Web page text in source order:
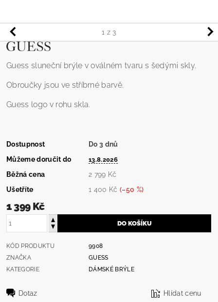
1 z 3
Guess sluneční brýle v oválném tvaru s šedými skly.
Obroučky jsou ve stříbrné barvě.
Guess logo v rohu skla.
Dostupnost
Do 3 dnů
Můžeme doručit do
13.8.2026
Běžná cena
2 799 Kč
Ušetříte
1 400 Kč (–50 %)
1 399 Kč
KÓD PRODUKTU
9908
ZNAČKA
GUESS
KATEGORIE
DÁMSKÉ BRÝLE
Dotaz Hlídat cenu